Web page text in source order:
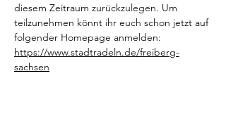
diesem Zeitraum zurückzulegen. Um
teilzunehmen könnt ihr euch schon jetzt auf
folgender Homepage anmelden:
https://www.stadtradeln.de/freiberg-
sachsen